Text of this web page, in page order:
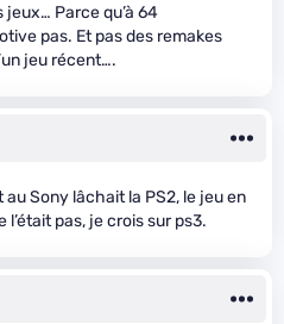
Parce qu’à 64
pas. Et pas des remakes
jeu récent….
Sony lâchait la PS2, le jeu en
l’était pas, je crois sur ps3.